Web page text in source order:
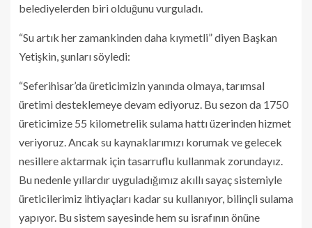
belediyelerden biri olduğunu vurguladı.
“Su artık her zamankinden daha kıymetli” diyen Başkan
Yetişkin, şunları söyledi:
“Seferihisar’da üreticimizin yanında olmaya, tarımsal
üretimi desteklemeye devam ediyoruz. Bu sezon da 1750
üreticimize 55 kilometrelik sulama hattı üzerinden hizmet
veriyoruz. Ancak su kaynaklarımızı korumak ve gelecek
nesillere aktarmak için tasarruflu kullanmak zorundayız.
Bu nedenle yıllardır uyguladığımız akıllı sayaç sistemiyle
üreticilerimiz ihtiyaçları kadar su kullanıyor, bilinçli sulama
yapıyor. Bu sistem sayesinde hem su israfının önüne